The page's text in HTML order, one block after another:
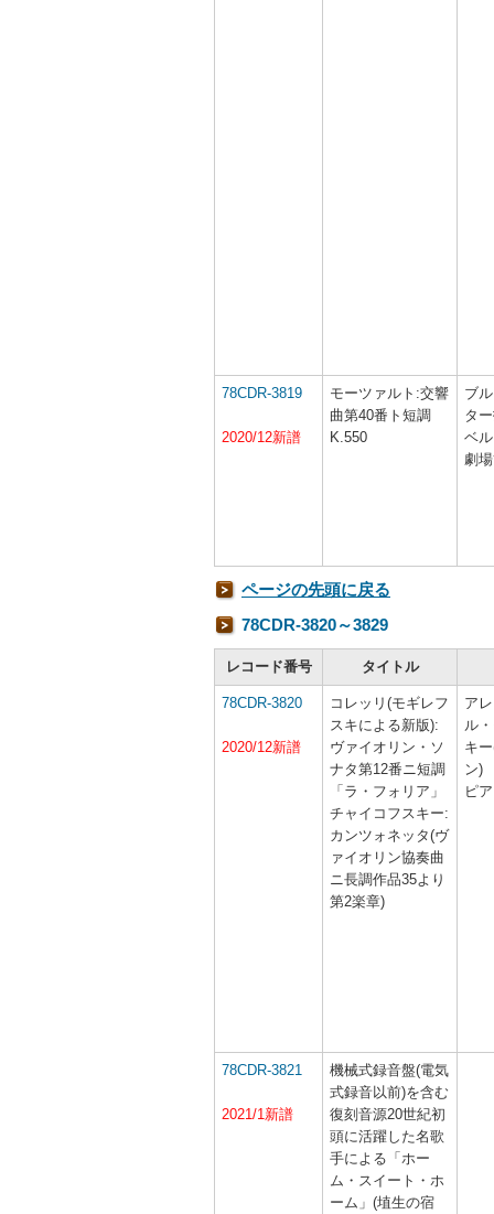
78CDR-3819
2020/12新譜
モーツァルト:交響
曲第40番ト短調
K.550
ブ
タ
ベ
劇
ページの先頭に戻る
78CDR-3820～3829
レコード番号 タイトル
78CDR-3820
2020/12新譜
コレッリ(モギレフ
スキによる新版):
ヴァイオリン・ソ
ナタ第12番ニ短調
「ラ・フォリア」
チャイコフスキー:
カンツォネッタ(ヴ
ァイオリン協奏曲
ニ長調作品35より
第2楽章)
ア
ル
キ
ン)
ピ
78CDR-3821
2021/1新譜
機械式録音盤(電気
式録音以前)を含む
復刻音源20世紀初
頭に活躍した名歌
手による「ホー
ム・スイート・ホ
ーム」(埴生の宿